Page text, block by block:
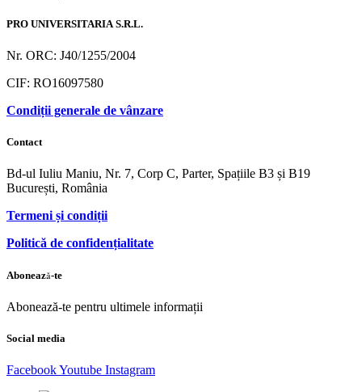
PRO UNIVERSITARIA S.R.L.
Nr. ORC: J40/1255/2004
CIF: RO16097580
Condiții generale de vânzare
Contact
Bd-ul Iuliu Maniu, Nr. 7, Corp C, Parter, Spațiile B3 și B19
București, România
Termeni și condiții
Politică de confidențialitate
Abonează-te
Abonează-te pentru ultimele informații
Social media
FacebookYoutube Instagram